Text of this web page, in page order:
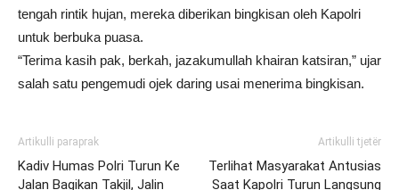
tengah rintik hujan, mereka diberikan bingkisan oleh Kapolri
untuk berbuka puasa.
“Terima kasih pak, berkah, jazakumullah khairan katsiran,” ujar
salah satu pengemudi ojek daring usai menerima bingkisan.
Artikulli paraprak
Kadiv Humas Polri Turun Ke
Jalan Bagikan Takjil, Jalin
Artikulli tjetër
Terlihat Masyarakat Antusias
Saat Kapolri Turun Langsung